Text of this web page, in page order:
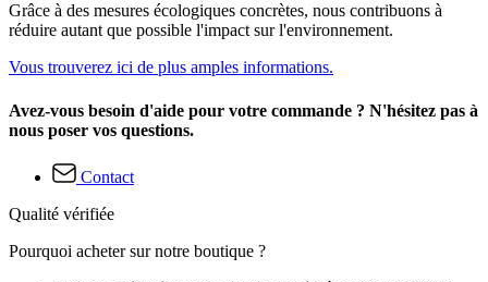
Grâce à des mesures écologiques concrètes, nous contribuons à
réduire autant que possible l'impact sur l'environnement.
Vous trouverez ici de plus amples informations.
Avez-vous besoin d'aide pour votre commande ? N'hésitez pas à
nous poser vos questions.
Contact
Qualité vérifiée
Pourquoi acheter sur notre boutique ?